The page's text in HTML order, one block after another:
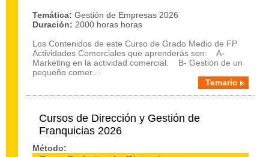
Temática: Gestión de Empresas 2026
Duración: 2000 horas horas
Los Contenidos de este Curso de Grado Medio de FP
Actividades Comerciales que aprenderás son: A-
Marketing en la actividad comercial. B- Gestión de un
pequeño comer...
Temario
Cursos de Dirección y Gestión de
Franquicias 2026
Método: